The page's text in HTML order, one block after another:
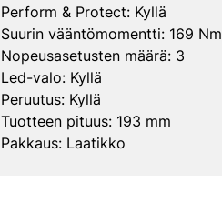
Perform & Protect: Kyllä
Suurin vääntömomentti: 169 Nm
Nopeusasetusten määrä: 3
Led-valo: Kyllä
Peruutus: Kyllä
Tuotteen pituus: 193 mm
Pakkaus: Laatikko